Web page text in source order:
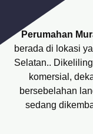
Perumahan
berada di lokasi
Selatan..
komersial,
bersebelahan
sedang